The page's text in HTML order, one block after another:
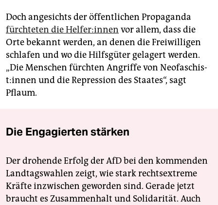
Doch angesichts der öffentlichen Propaganda
fürchteten die Hel­fe­r:in­nen vor allem, dass die
Orte bekannt werden, an denen die Freiwilligen
schlafen und wo die Hilfsgüter gelagert werden.
„Die Menschen fürchten Angriffe von Neo­fa­schis­
t:in­nen und die Repression des Staates“, sagt
Pflaum.
Die Engagierten stärken
Der drohende Erfolg der AfD bei den kommenden
Landtagswahlen zeigt, wie stark rechtsextreme
Kräfte inzwischen geworden sind. Gerade jetzt
braucht es Zusammenhalt und Solidarität. Auch